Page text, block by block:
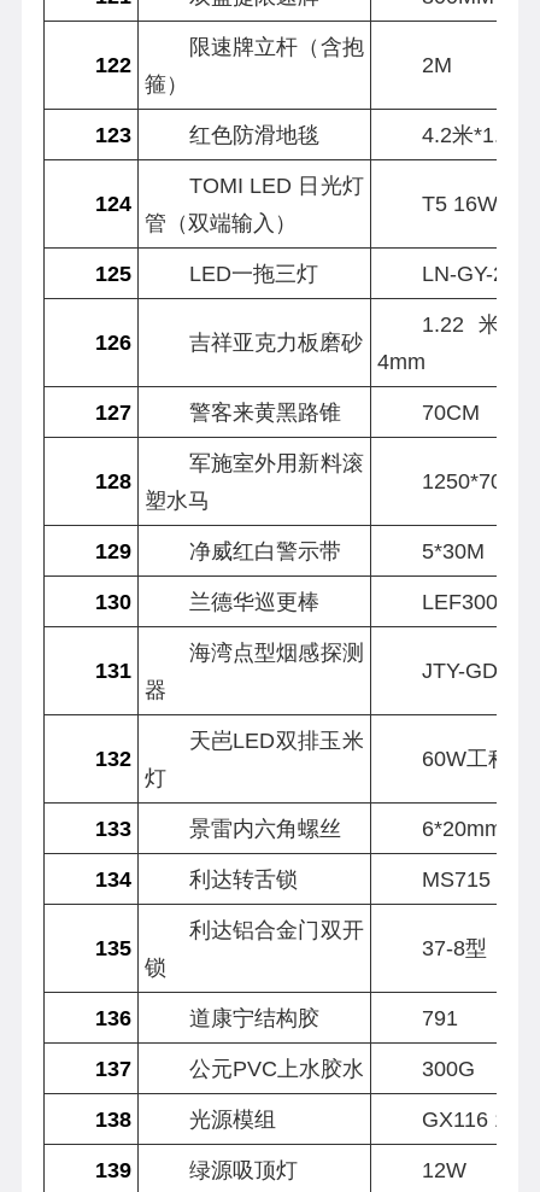
122
限速牌立杆（含抱
箍）
2M
123 红色防滑地毯 4.2米*1.2米
124
TOMI LED 日光灯
管（双端输入）
T5 16W
125 LED一拖三灯 LN-GY-206
126 吉祥亚克力板磨砂
1.22米
4mm
127
警客来黄黑路锥 70CM
128
军施室外用新料滚
塑水马
1250*700
129 净威红白警示带
5*30M
130
兰德华巡更棒 LEF3000充
131
海湾点型烟感探测
器
JTY-GD-
132
天岜LED双排玉米
灯
60W工程款
133 景雷内六角螺丝
6*20mm
134
利达转舌锁 MS715
135
利达铝合金门双开
锁
37-8型
136 道康宁结构胶
791
137
公元PVC上水胶水
300G
138
光源模组
GX116 15W
139
绿源吸顶灯
12W